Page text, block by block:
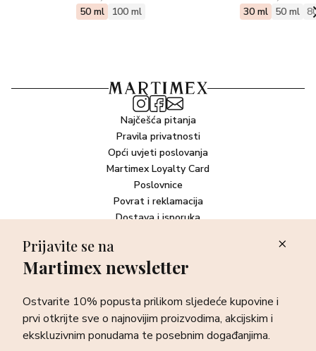
50 ml 100 ml 30 ml 50 ml
Najčešća pitanja
Pravila privatnosti
Opći uvjeti poslovanja
Martimex Loyalty Card
Poslovnice
Povrat i reklamacija
Dostava i isporuka
Newsletter
sve o najnovijim proizvodima, akcijskim i ekskluzivnim
ponudama te posebnim događanjima.
Prijava
Prijavite se na
Martimex newsletter
Ostvarite 10% popusta prilikom sljedeće kupovine i
prvi otkrijte sve o najnovijim proizvodima, akcijskim i
ekskluzivnim ponudama te posebnim događanjima.